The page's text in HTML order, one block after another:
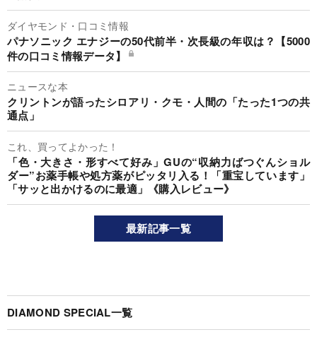
ダイヤモンド・口コミ情報
パナソニック エナジーの50代前半・次長級の年収は？【5000
件の口コミ情報データ】
ニュースな本
クリントンが語ったシロアリ・クモ・人間の「たった1つの共
通点」
これ、買ってよかった！
「色・大きさ・形すべて好み」GUの“収納力ばつぐんショル
ダー”お薬手帳や処方薬がピッタリ入る！「重宝しています」
「サッと出かけるのに最適」《購入レビュー》
最新記事一覧
DIAMOND SPECIAL一覧